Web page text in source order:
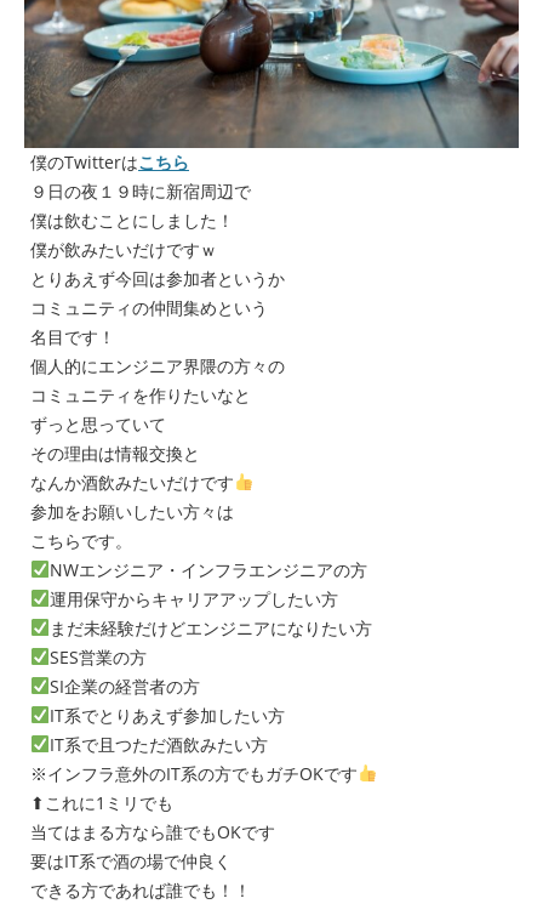
僕のTwitterはこちら
９日の夜１９時に新宿周辺で
僕は飲むことにしました！
僕が飲みたいだけですｗ
とりあえず今回は参加者というか
コミュニティの仲間集めという
名目です！
個人的にエンジニア界隈の方々の
コミュニティを作りたいなと
ずっと思っていて
その理由は情報交換と
なんか酒飲みたいだけです
参加をお願いしたい方々は
こちらです。
NWエンジニア・インフラエンジニアの方
運用保守からキャリアアップしたい方
まだ未経験だけどエンジニアになりたい方
SES営業の方
SI企業の経営者の方
IT系でとりあえず参加したい方
IT系で且つただ酒飲みたい方
※インフラ意外のIT系の方でもガチOKです
⬆これに1ミリでも
当てはまる方なら誰でもOKです
要はIT系で酒の場で仲良く
できる方であれば誰でも！！